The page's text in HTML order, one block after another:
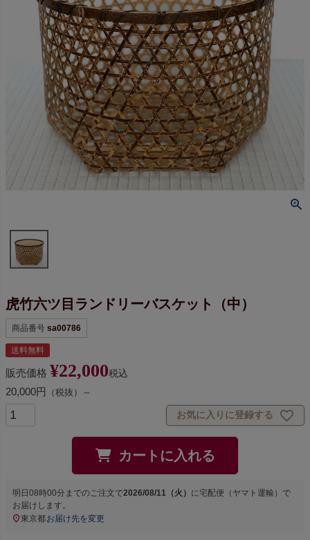
虎竹六ツ目ランドリーバスケット（中）
商品番号 sa00786
送料無料
販売価格 ¥22,000税込
20,000円 （税抜）～
お気に入りに登録する
カートに入れる
明日08時00分 までのご注文で2026/08/11（火） に 宅配便（ヤマト運輸） で
お届けします。
東京都お届け先を変更